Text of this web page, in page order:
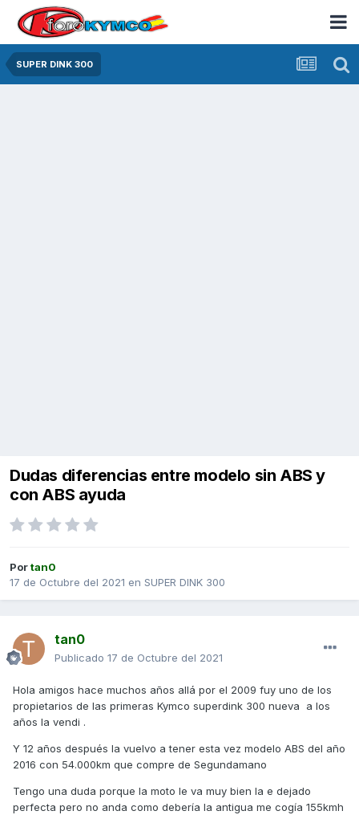
SUPER DINK 300
Dudas diferencias entre modelo sin ABS y
con ABS ayuda
Portan0
17 de Octubre del 2021 en SUPER DINK 300
tan0
Publicado 17 de Octubre del 2021
Hola amigos hace muchos años allá por el 2009 fuy uno de los
propietarios de las primeras Kymco superdink 300 nueva a los
años la vendi .
Y 12 años después la vuelvo a tener esta vez modelo ABS del año
2016 con 54.000km que compre de Segundamano
Tengo una duda porque la moto le va muy bien la e dejado
perfecta pero no anda como debería la antigua me cogía 155kmh